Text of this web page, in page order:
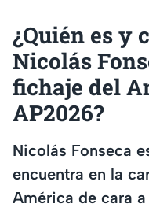
¿Quién es y
Nicolás
fichaje del
AP2026?
Nicolás Fonseca
encuentra en la
América de cara